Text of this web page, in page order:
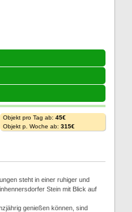
Objekt pro Tag ab: 45€
Objekt p. Woche ab: 315€
steht in einer ruhiger und
Stein mit Blick auf
genießen können, sind